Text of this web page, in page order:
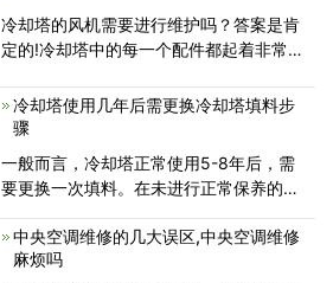
却塔是一种长时间使用的设备，只有高强
度的材料，才能经受住考验。另
冷却塔的风机需要进行维护吗？答案是肯
定的!冷却塔中的每一个配件都起着非常
机。如果这个出了问题那我们的冷却塔肯
定会受到很大影响甚至无法降下温度从而
冷却塔使用几年后需更换冷却塔填料步
骤
一般而言，冷却塔正常使用5-8年后，需
要更换一次填料。在未进行正常保养的情
况下，2-3年就须更换一次填料。如果出
现结垢、下沉、老化等情况就应及时更
换。冷却塔填料更换步骤接单介绍...
中央空调维修的几大误区,中央空调维修
麻烦吗